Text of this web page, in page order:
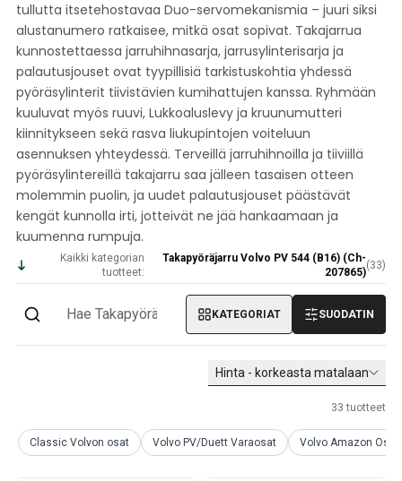
Volvo PV/Duett korin osat
Volvo PV/Duett Vaihteisto/takajousitus
Volvo PV/Duett jäähdytysjärjestelmä
Volvo PV/Duett -moottorin osat
Volvo PV/Duett Miscellaneous
Volvo PV/Duett moottorin kaasulenkki
Volvo PV/Duett lämmitin/raitisilma
Volvo PV/Duett -pyörät/nokkapellit
Volvo Amazon Osat
Volvo Amazon korin osat
Volvo Amazon Jarrujärjestelmä
Volvo Amazon Jäähdytysjärjestelmä
Volvo Amazon Sähkölaitteet
Volvo Amazon Moottorin osat
Volvo Amazon Moottorin kaasulenkki
Volvo Amazon Polttoaine-/pakokaasujärjestelmä
Volvo Amazon Sekalaiset osat
Volvo Amazonin pyörät/nokkapellit
tullutta itsetehostavaa Duo-servomekanismia – juuri siksi
alustanumero ratkaisee, mitkä osat sopivat. Takajarrua
kunnostettaessa jarruhihnasarja, jarrusylinterisarja ja
palautusjouset ovat tyypillisiä tarkistuskohtia yhdessä
pyöräsylinterit tiivistävien kumihattujen kanssa. Ryhmään
kuuluvat myös ruuvi, Lukkoaluslevy ja kruunumutteri
kiinnitykseen sekä rasva liukupintojen voiteluun
asennuksen yhteydessä. Terveillä jarruhihnoilla ja tiiviillä
pyöräsylintereillä takajarru saa jälleen tasaisen otteen
molemmin puolin, ja uudet palautusjouset päästävät
kengät kunnolla irti, jotteivät ne jää hankaamaan ja
kuumenna rumpuja.
Kaikki kategorian
tuotteet:
Takapyöräjarru Volvo PV 544 (B16) (Ch-
207865)
(33)
KATEGORIAT SUODATIN
Hinta - korkeasta matalaan
33 tuotteet
Classic Volvon osat Volvo PV/Duett Varaosat Volvo Amazon Osat